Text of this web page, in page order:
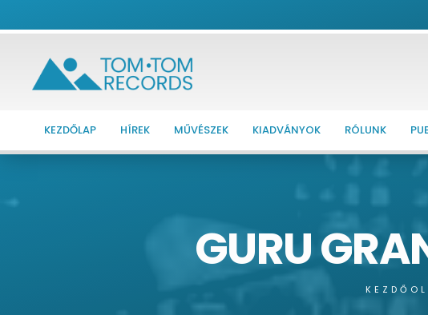
KEZDŐLAP HÍREK MŰVÉSZEK KIADVÁNYOK RÓLUNK
GURU